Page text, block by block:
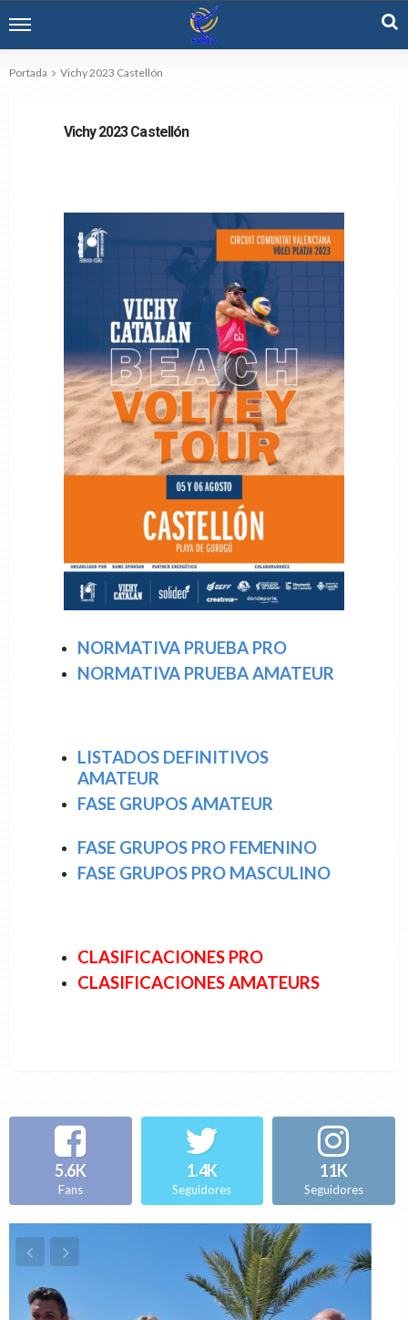
Portada Vichy 2023 Castellón
Vichy 2023 Castellón
NORMATIVA PRUEBA PRO
NORMATIVA PRUEBA AMATEUR
LISTADOS DEFINITIVOS
AMATEUR
FASE GRUPOS AMATEUR
FASE GRUPOS PRO FEMENINO
FASE GRUPOS PRO MASCULINO
CLASIFICACIONES PRO
CLASIFICACIONES AMATEURS
5.6K
Fans
1.4K
Seguidores
11K
Seguidores